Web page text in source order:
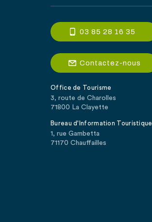
03 85 28 16 35
Contactez-nous
Office de Tourisme
3, route de Charolles
71800 La Clayette
Bureau d'Information Touristique
1, rue Gambetta
71170 Chauffailles